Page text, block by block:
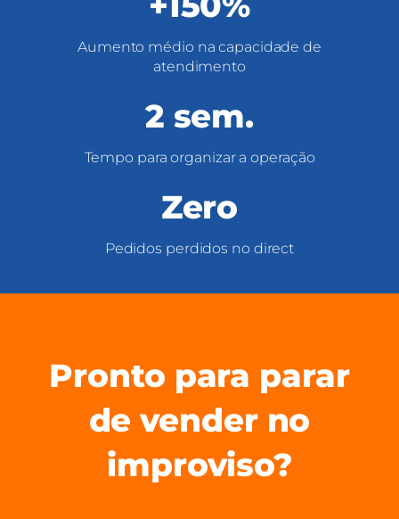
Aumento médio na capacidade de
atendimento
2 sem.
Tempo para organizar a operação
Zero
Pedidos perdidos no direct
Pronto para parar
de vender no
improviso?